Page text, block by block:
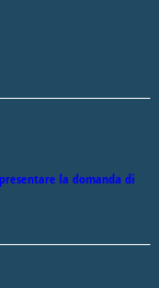
la domanda di